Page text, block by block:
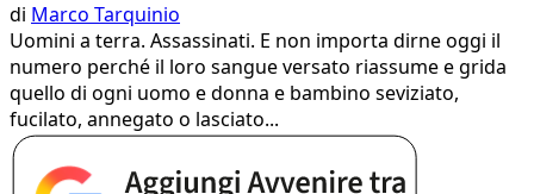
di Marco Tarquinio
Uomini a terra. Assassinati. E non importa dirne oggi il
numero perché il loro sangue versato riassume e grida
quello di ogni uomo e donna e bambino seviziato,
fucilato, annegato o lasciato...